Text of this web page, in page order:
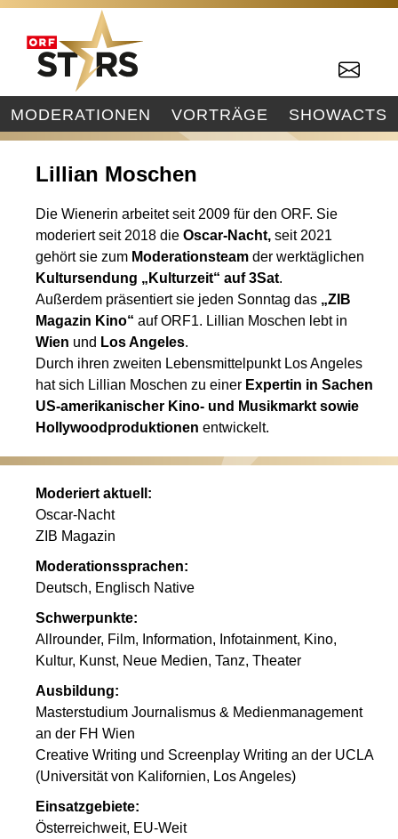
MODERATIONEN VORTRÄGE SHOWACTS
Lillian Moschen
Die Wienerin arbeitet seit 2009 für den ORF. Sie
moderiert seit 2018 dieOscar-Nacht, seit 2021
gehört sie zum Moderationsteamder werktäglichen
Kultursendung „Kulturzeit“ auf 3Sat.
Außerdem präsentiert sie jeden Sonntag das „ZIB
Magazin Kino“auf ORF1. Lillian Moschen lebt in
Wien und Los Angeles.
Durch ihren zweiten Lebensmittelpunkt Los Angeles
hat sich Lillian Moschen zu einer Expertin in Sachen
US-amerikanischer Kino- und Musikmarkt sowie
Hollywoodproduktionen entwickelt.
Moderiert aktuell:
Oscar-Nacht
ZIB Magazin
Moderationssprachen:
Deutsch, Englisch Native
Schwerpunkte:
Allrounder, Film, Information, Infotainment, Kino,
Kultur, Kunst, Neue Medien, Tanz, Theater
Ausbildung:
Masterstudium Journalismus & Medienmanagement
an der FH Wien
Creative Writing und Screenplay Writing an der UCLA
(Universität von Kalifornien, Los Angeles)
Einsatzgebiete:
Österreichweit, EU-Weit